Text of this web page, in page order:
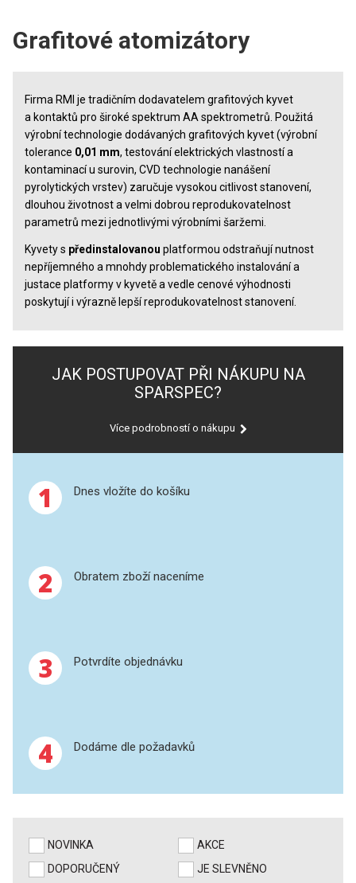
THERMO ELECTRON (UNICAM)
ANALYTIK JENA
STANDARDY
ICP
AGILENT
THERMO
PERKINELMER
HORIBA (JOBIN YVONE)
HADIČKY
SPECIÁLNÍ APLIKACE
XRF
GBC
Superlampy
Deuteriové výbojky
Grafitové atomizátory
Hydridy a Hg
PerkinElmer
Shimadzu
Analytik Jena
Standardní roztoky a RM
UV-VIS FLUO
Grafitové atomizátory
Firma RMI je tradičním dodavatelem grafitových kyvet
a kontaktů pro široké spektrum AA spektrometrů. Použitá
výrobní technologie dodávaných grafitových kyvet (výrobní
tolerance 0,01 mm, testování elektrických vlastností a
kontaminací u surovin, CVD technologie nanášení
pyrolytických vrstev) zaručuje vysokou citlivost stanovení,
dlouhou životnost a velmi dobrou reprodukovatelnost
parametrů mezi jednotlivými výrobními šaržemi.
Kyvety s předinstalovanou platformou odstraňují nutnost
nepříjemného a mnohdy problematického instalování a
justace platformy v kyvetě a vedle cenové výhodnosti
poskytují i výrazně lepší reprodukovatelnost stanovení.
JAK POSTUPOVAT PŘI NÁKUPU NA
SPARSPEC?
Více podrobností o nákupu
1 Dnes vložíte do košíku
2 Obratem zboží naceníme
3 Potvrdíte objednávku
4 Dodáme dle požadavků
NOVINKA
AKCE
DOPORUČENÝ
JE SLEVNĚNO